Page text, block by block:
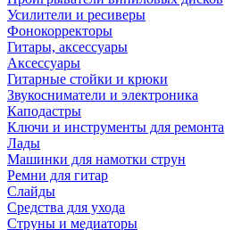
Усилители и ресиверы
Фонокорректоры
Гитары, аксессуары
Аксессуары
Гитарные стойки и крюки
Звукосниматели и электроника
Каподастры
Ключи и инструменты для ремонта
Лады
Машинки для намотки струн
Ремни для гитар
Слайды
Средства для ухода
Струны и медиаторы